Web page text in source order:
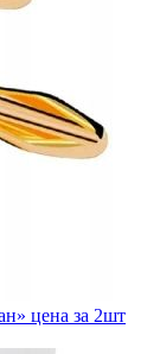
цена за 2шт